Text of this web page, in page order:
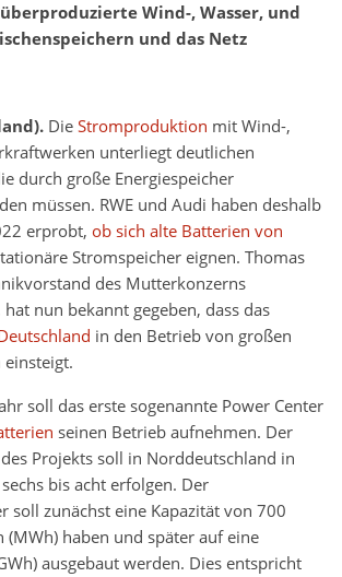
Wind-, Wasser, und
und das Netz
DieStromproduktion mit Wind-,
unterliegt deutlichen
durch große Energiespeicher
müssen. RWE und Audi haben deshalb
erprobt, ob sich alte Batterien von
Stromspeicher eignen. Thomas
des Mutterkonzerns
hat nun bekannt gegeben, dass das
in den Betrieb von großen
soll das erste sogenannte Power Center
seinen Betrieb aufnehmen. Der
Projekts soll in Norddeutschland in
bis acht erfolgen. Der
soll zunächst eine Kapazität von 700
(MWh) haben und später auf eine
ausgebaut werden. Dies entspricht